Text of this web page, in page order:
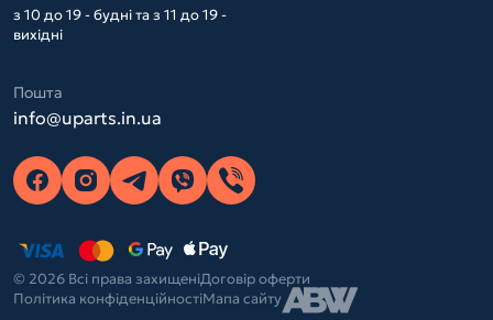
з 10 до 19 - будні та з 11 до 19 -
вихідні
Пошта
info@uparts.in.ua
© 2026 Всі права захищеніДоговір оферти
Політика конфіденційностіМапа сайту